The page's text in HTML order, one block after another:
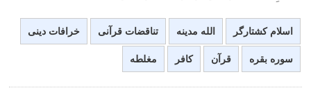
اسلام کشتارگر الله مدینه تناقضات قرآنی خرافات دینی
سوره بقره قرآن کافر مغلطه